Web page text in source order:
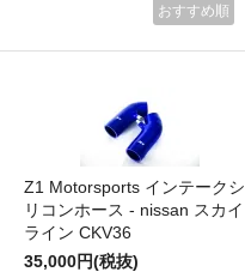
おすすめ順
Z1 Motorsports インテークシ
リコンホース - nissan スカイ
ライン CKV36
35,000円(税抜)